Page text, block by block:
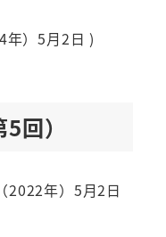
年）5月2日 )
回）
2022年）5月2日